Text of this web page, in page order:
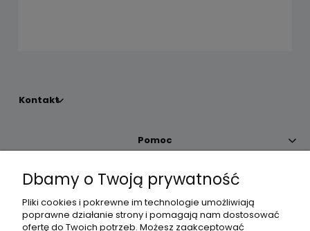
Kontakt
Pomoc
Moje konto
Płatności i dostawa
Dbamy o Twoją prywatność
Pliki cookies i pokrewne im technologie umożliwiają
poprawne działanie strony i pomagają nam dostosować
ofertę do Twoich potrzeb. Możesz zaakceptować